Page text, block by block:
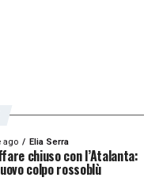
con e senza
” –«Abbiamo
ago Elia Serra
chiuso con l’Atalanta:
colpo rossoblù